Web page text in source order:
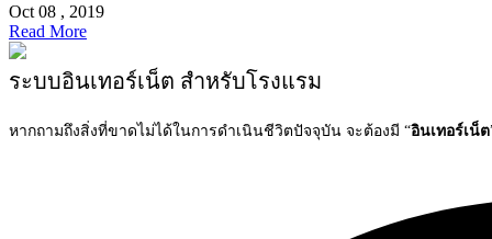
Oct 08 , 2019
Read More
ระบบอินเทอร์เน็ต สำหรับโรงแรม
หากถามถึงสิ่งที่ขาดไม่ได้ในการดำเนินชีวิตปัจจุบัน จะต้องมี “อินเทอร์เน็ต